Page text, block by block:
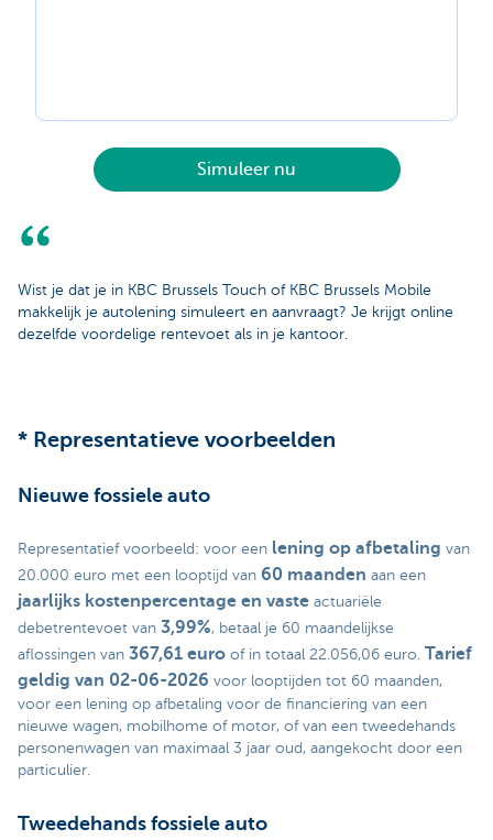
Simuleer nu
Wist je dat je in KBC Brussels Touch of KBC Brussels Mobile
makkelijk je autolening simuleert en aanvraagt? Je krijgt online
dezelfde voordelige rentevoet als in je kantoor.
* Representatieve voorbeelden
Nieuwe fossiele auto
Representatief voorbeeld: voor een lening op afbetaling van
20.000 euro met een looptijd van 60 maanden aan een
jaarlijks kostenpercentage en vaste actuariële
debetrentevoet van 3,99%, betaal je 60 maandelijkse
aflossingen van 367,61 euro of in totaal 22.056,06 euro. Tarief
geldig van 02-06-2026 voor looptijden tot 60 maanden,
voor een lening op afbetaling voor de financiering van een
nieuwe wagen, mobilhome of motor, of van een tweedehands
personenwagen van maximaal 3 jaar oud, aangekocht door een
particulier.
Tweedehands fossiele auto